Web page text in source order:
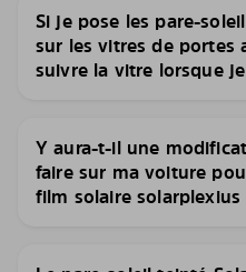
Si je pose les pare-
sur les vitres de portes
suivre la vitre lorsque
Y aura-t-il une
faire sur ma voiture
film solaire solarplexius